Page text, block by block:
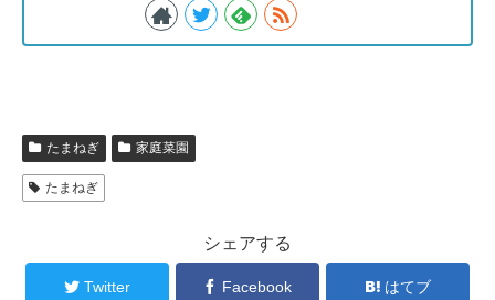
たまねぎ 家庭菜園
たまねぎ
シェアする
Twitter Facebook はてブ